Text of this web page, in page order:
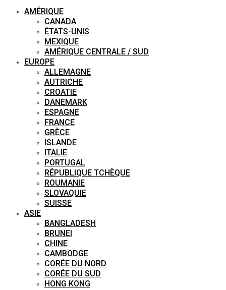
AMÉRIQUE
CANADA
ÉTATS-UNIS
MEXIQUE
AMÉRIQUE CENTRALE / SUD
EUROPE
ALLEMAGNE
AUTRICHE
CROATIE
DANEMARK
ESPAGNE
FRANCE
GRÈCE
ISLANDE
ITALIE
PORTUGAL
RÉPUBLIQUE TCHÈQUE
ROUMANIE
SLOVAQUIE
SUISSE
ASIE
BANGLADESH
BRUNEI
CHINE
CAMBODGE
CORÉE DU NORD
CORÉE DU SUD
HONG KONG